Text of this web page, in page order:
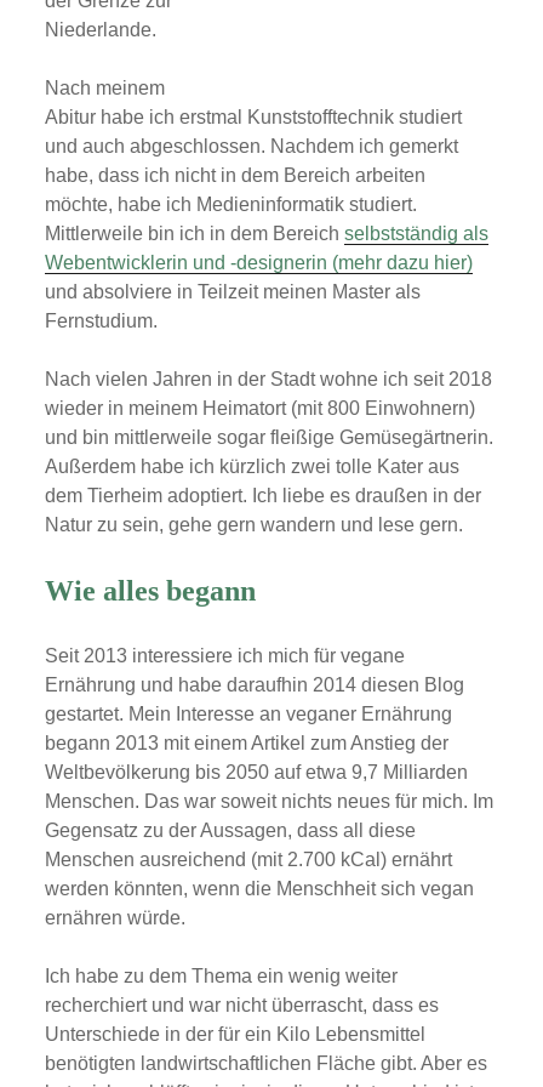
Niederlande.
Nach meinem
Abitur habe ich erstmal Kunststofftechnik studiert
und auch abgeschlossen. Nachdem ich gemerkt
habe, dass ich nicht in dem Bereich arbeiten
möchte, habe ich Medieninformatik studiert.
Mittlerweile bin ich in dem Bereichselbstständig als
Webentwicklerin und -designerin (mehr dazu hier)
und absolviere in Teilzeit meinen Master als
Fernstudium.
Nach vielen Jahren in der Stadt wohne ich seit 2018
wieder in meinem Heimatort (mit 800 Einwohnern)
und bin mittlerweile sogar fleißige Gemüsegärtnerin.
Außerdem habe ich kürzlich zwei tolle Kater aus
dem Tierheim adoptiert. Ich liebe es draußen in der
Natur zu sein, gehe gern wandern und lese gern.
Wie alles begann
Seit 2013 interessiere ich mich für vegane
Ernährung und habe daraufhin 2014 diesen Blog
gestartet. Mein Interesse an veganer Ernährung
begann 2013 mit einem Artikel zum Anstieg der
Weltbevölkerung bis 2050 auf etwa 9,7 Milliarden
Menschen. Das war soweit nichts neues für mich. Im
Gegensatz zu der Aussagen, dass all diese
Menschen ausreichend (mit 2.700 kCal) ernährt
werden könnten, wenn die Menschheit sich vegan
ernähren würde.
Ich habe zu dem Thema ein wenig weiter
recherchiert und war nicht überrascht, dass es
Unterschiede in der für ein Kilo Lebensmittel
benötigten landwirtschaftlichen Fläche gibt. Aber es